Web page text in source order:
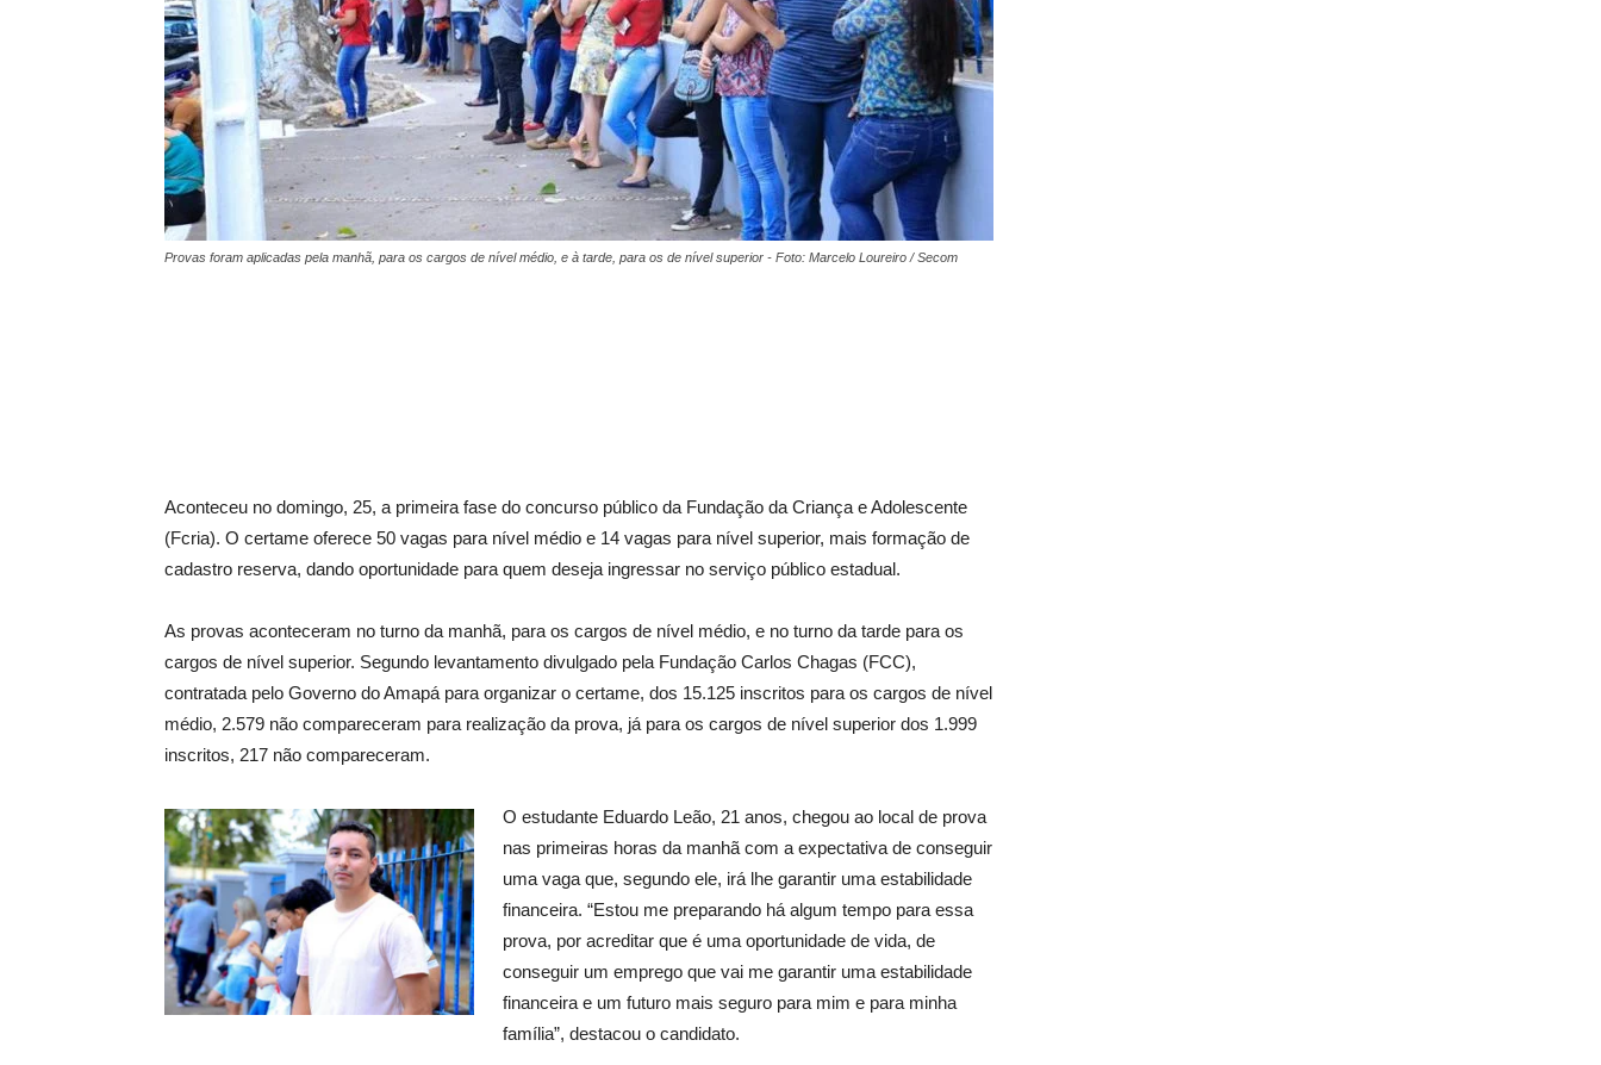
Provas foram aplicadas pela manhã, para os cargos de nível médio, e à tarde, para os de nível superior - Foto: Marcelo Loureiro / Secom
Aconteceu no domingo, 25, a primeira fase do concurso público da Fundação da Criança e Adolescente
(Fcria). O certame oferece 50 vagas para nível médio e 14 vagas para nível superior, mais formação de
cadastro reserva, dando oportunidade para quem deseja ingressar no serviço público estadual.
As provas aconteceram no turno da manhã, para os cargos de nível médio, e no turno da tarde para os
cargos de nível superior. Segundo levantamento divulgado pela Fundação Carlos Chagas (FCC),
contratada pelo Governo do Amapá para organizar o certame, dos 15.125 inscritos para os cargos de nível
médio, 2.579 não compareceram para realização da prova, já para os cargos de nível superior dos 1.999
inscritos, 217 não compareceram.
O estudante Eduardo Leão, 21 anos, chegou ao local de prova
nas primeiras horas da manhã com a expectativa de conseguir
uma vaga que, segundo ele, irá lhe garantir uma estabilidade
financeira. “Estou me preparando há algum tempo para essa
prova, por acreditar que é uma oportunidade de vida, de
conseguir um emprego que vai me garantir uma estabilidade
financeira e um futuro mais seguro para mim e para minha
família”, destacou o candidato.